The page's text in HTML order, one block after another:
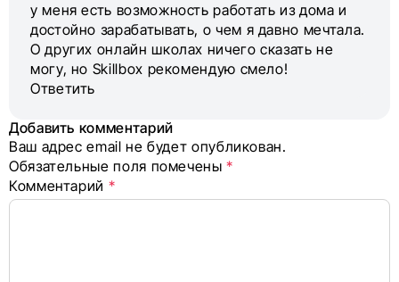
у меня есть возможность работать из дома и
достойно зарабатывать, о чем я давно мечтала.
О других онлайн школах ничего сказать не
могу, но Skillbox рекомендую смело!
Ответить
Добавить комментарий
Ваш адрес email не будет опубликован.
Обязательные поля помечены*
Комментарий *
Alternative: